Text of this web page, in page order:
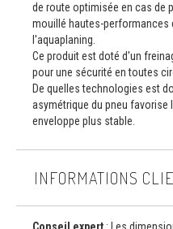
de route optimisée en cas de
mouillé hautes-performances
l'aquaplaning.
Ce produit est doté d'un
pour une sécurité en toutes
De quelles technologies est
asymétrique du pneu
enveloppe plus stable.
INFORMATIONS